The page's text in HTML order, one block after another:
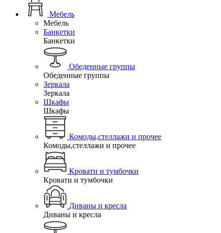
Мебель
Мебель
Банкетки
Банкетки
Обеденные группы
Обеденные группы
Зеркала
Зеркала
Шкафы
Шкафы
Комоды,стеллажи и прочее
Комоды,стеллажи и прочее
Кровати и тумбочки
Кровати и тумбочки
Диваны и кресла
Диваны и кресла